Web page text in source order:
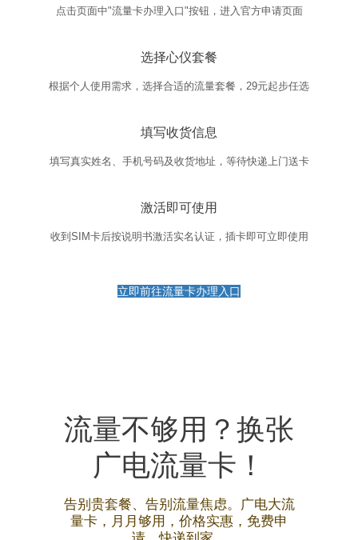
点击页面中"流量卡办理入口"按钮，进入官方申请页面
选择心仪套餐
根据个人使用需求，选择合适的流量套餐，29元起步任选
填写收货信息
填写真实姓名、手机号码及收货地址，等待快递上门送卡
激活即可使用
收到SIM卡后按说明书激活实名认证，插卡即可立即使用
立即前往流量卡办理入口
流量不够用？换张
广电流量卡！
告别贵套餐、告别流量焦虑。广电大流
量卡，月月够用，价格实惠，免费申